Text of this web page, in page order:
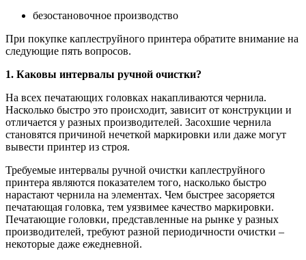
безостановочное производство
При покупке каплеструйного принтера обратите внимание на
следующие пять вопросов.
1. Каковы интервалы ручной очистки?
На всех печатающих головках накапливаются чернила.
Насколько быстро это происходит, зависит от конструкции и
отличается у разных производителей. Засохшие чернила
становятся причиной нечеткой маркировки или даже могут
вывести принтер из строя.
Требуемые интервалы ручной очистки каплеструйного
принтера являются показателем того, насколько быстро
нарастают чернила на элементах. Чем быстрее засоряется
печатающая головка, тем уязвимее качество маркировки.
Печатающие головки, представленные на рынке у разных
производителей, требуют разной периодичности очистки –
некоторые даже ежедневной.